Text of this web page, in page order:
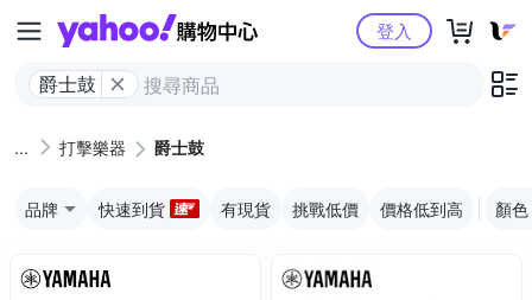
Yahoo購物中心
爵士鼓
登入
打擊樂器 爵士鼓
品牌 快速到貨 有現貨 挑戰低價 價格低到高 顏色